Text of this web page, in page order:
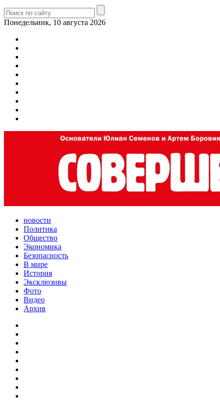
Понедельник, 10 августа 2026
новости
Политика
Общество
Экономика
Безопасность
В мире
История
Эксклюзивы
Фото
Видео
Архив